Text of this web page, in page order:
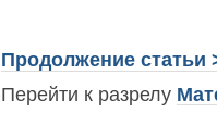
Продолжение статьи
Перейти к разрелу